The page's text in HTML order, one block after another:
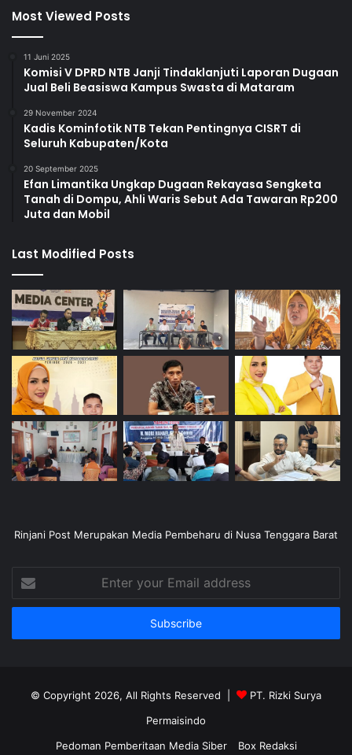
Most Viewed Posts
11 Juni 2025
Komisi V DPRD NTB Janji Tindaklanjuti Laporan Dugaan
Jual Beli Beasiswa Kampus Swasta di Mataram
29 November 2024
Kadis Kominfotik NTB Tekan Pentingnya CISRT di
Seluruh Kabupaten/Kota
20 September 2025
Efan Limantika Ungkap Dugaan Rekayasa Sengketa
Tanah di Dompu, Ahli Waris Sebut Ada Tawaran Rp200
Juta dan Mobil
Last Modified Posts
Rinjani Post Merupakan Media Pembeharu di Nusa Tenggara Barat
your
Email
© Copyright 2026, All Rights Reserved |
PT. Rizki Surya
Permaisindo
Pedoman Pemberitaan Media Siber
Box Redaksi